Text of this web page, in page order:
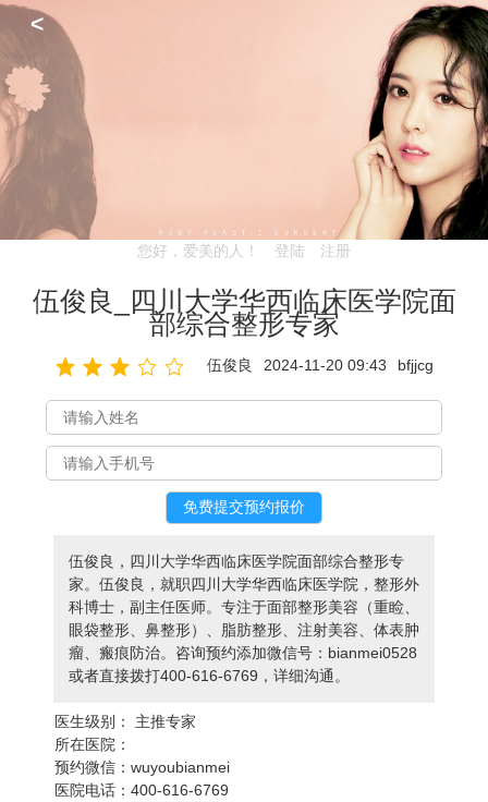
<
您好，爱美的人！ 登陆 注册
伍俊良_四川大学华西临床医学院面
部综合整形专家
伍俊良 2024-11-20 09:43 bfjjcg
伍俊良，四川大学华西临床医学院面部综合整形专
家。伍俊良，就职四川大学华西临床医学院，整形外
科博士，副主任医师。专注于面部整形美容（重睑、
眼袋整形、鼻整形）、脂肪整形、注射美容、体表肿
瘤、瘢痕防治。咨询预约添加微信号：bianmei0528
或者直接拨打400-616-6769，详细沟通。
医生级别：
主推专家
所在医院：
预约微信：wuyoubianmei
医院电话：400-616-6769